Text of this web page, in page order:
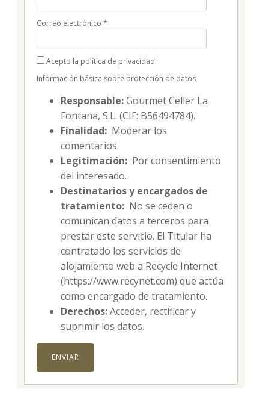
Correo electrónico *
Acepto la política de privacidad.
Información básica sobre protección de datos
Responsable:Gourmet Celler La
Fontana, S.L. (CIF: B56494784).
Finalidad: Moderar los
comentarios.
Legitimación: Por consentimiento
del interesado.
Destinatarios y encargados de
tratamiento: No se ceden o
comunican datos a terceros para
prestar este servicio. El Titular ha
contratado los servicios de
alojamiento web a Recycle Internet
(https://www.recynet.com) que actúa
como encargado de tratamiento.
Derechos:Acceder, rectificar y
suprimir los datos.